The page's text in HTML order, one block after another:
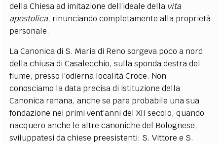
della Chiesa ad imitazione dell’ideale della vita
apostolica, rinunciando completamente alla proprietà
personale.
La Canonica di S. Maria di Reno sorgeva poco a nord
della chiusa di Casalecchio, sulla sponda destra del
fiume, presso l’odierna località Croce. Non
conosciamo la data precisa di istituzione della
Canonica renana, anche se pare probabile una sua
fondazione nei primi vent’anni del XII secolo, quando
nacquero anche le altre canoniche del Bolognese,
sviluppatesi da chiese preesistenti: S. Vittore e S.